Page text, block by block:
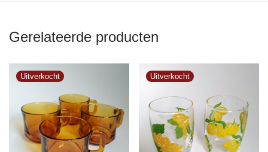
Gerelateerde producten